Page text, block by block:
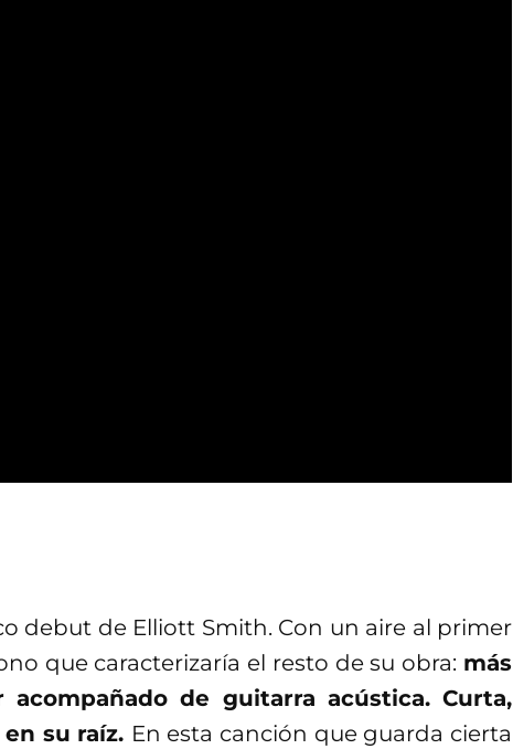
debut de Elliott Smith. Con un aire al primer
que caracterizaría el resto de su obra: más
de guitarra acústica. Curta,
su raíz. En esta canción que guarda cierta